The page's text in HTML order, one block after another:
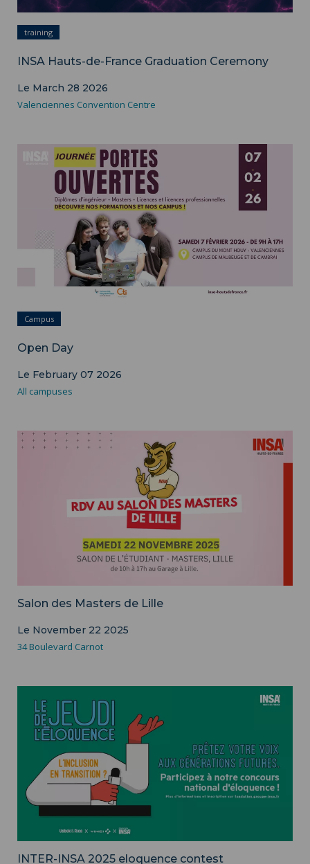
training
INSA Hauts-de-France Graduation Ceremony
Le March 28 2026
Valenciennes Convention Centre
Campus
Open Day
Le February 07 2026
All campuses
Salon des Masters de Lille
Le November 22 2025
34 Boulevard Carnot
INTER-INSA 2025 eloquence contest